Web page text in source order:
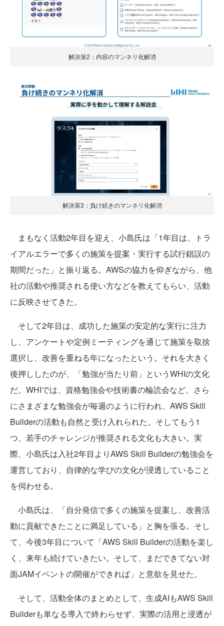
解決策2：内容のマンネリ化解消
解決策3：負け続きのマンネリ化解消
まもなく活動2年目を迎え、小島氏は「1年目は、トラ
イアルエラーで多くの施策を提案・実行する試行錯誤の
期間だった」と振り返る。AWSの協力を仰ぎながら、他
社の活動や推奨される使い方などを教えてもらい、活動
に反映させてきた。
そして2年目は、成功した施策の安定的な実行に注力
し、アンケートや定例ミーティングを通じて施策を取捨
選択し、改善を重ねる年になったという。それを大きく
後押ししたのが、「勉強が当たり前」というWHIの文化
だ。WHIでは、資格勉強会や技術書の輪読会など、さら
にさまざまな勉強会が毎週のように行われ、AWS Skill
Builderの活動も自然と受け入れられた。そしてもう1
つ、若手のチャレンジが推奨される文化も大きい。実
際、小島氏は入社2年目よりAWS Skill Builderの勉強会を
運営しており、自律的な学びの文化が浸透していること
を伺わせる。
小島氏は、「自分発信で多くの施策を提案し、改善活
動に貢献できたことに満足している」と胸を張る。そし
て、今後3年目について「AWS Skill Builderの活動を楽し
く、来年も続けていきたい。そして、まだできてない対
面JAMイベントの開催ができれば」と意欲を見せた。
そして、活動全体のまとめとして、生成AIもAWS Skill
Builderも単なる導入で終わらせず、実際の活用と浸透が